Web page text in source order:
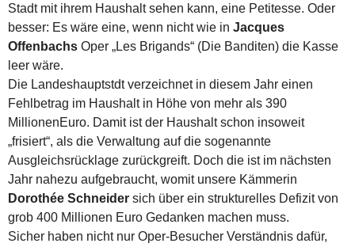
Stadt mit ihrem Haushalt sehen kann, eine Petitesse. Oder
besser: Es wäre eine, wenn nicht wie in Jacques
Offenbachs Oper „Les Brigands“ (Die Banditen) die Kasse
leer wäre.
Die Landeshauptstdt verzeichnet in diesem Jahr einen
Fehlbetrag im Haushalt in Höhe von mehr als 390
MillionenEuro. Damit ist der Haushalt schon insoweit
„frisiert“, als die Verwaltung auf die sogenannte
Ausgleichsrücklage zurückgreift. Doch die ist im nächsten
Jahr nahezu aufgebraucht, womit unsere Kämmerin
Dorothée Schneider sich über ein strukturelles Defizit von
grob 400 Millionen Euro Gedanken machen muss.
Sicher haben nicht nur Oper-Besucher Verständnis dafür,